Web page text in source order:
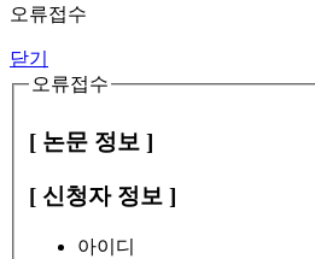
오류접수
닫기
오류접수
[ 논문 정보 ]
[ 신청자 정보 ]
아이디